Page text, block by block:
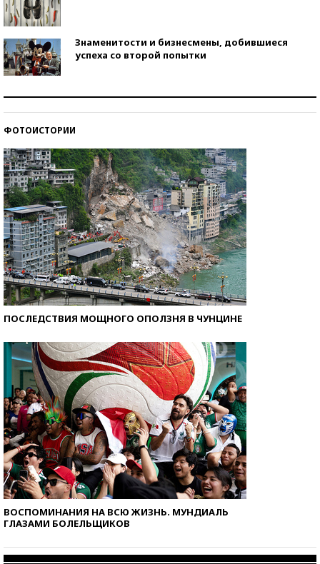
Знаменитости и бизнесмены, добившиеся
успеха со второй попытки
ФОТОИСТОРИИ
ПОСЛЕДСТВИЯ МОЩНОГО ОПОЛЗНЯ В ЧУНЦИНЕ
ВОСПОМИНАНИЯ НА ВСЮ ЖИЗНЬ. МУНДИАЛЬ
ГЛАЗАМИ БОЛЕЛЬЩИКОВ